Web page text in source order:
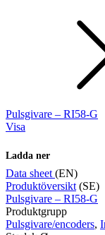
Pulsgivare – RI58-G
Visa
Ladda ner
Data sheet (EN)
Produktöversikt (SE)
Pulsgivare – RI58-G
Produktgrupp
Pulsgivare/encoders,